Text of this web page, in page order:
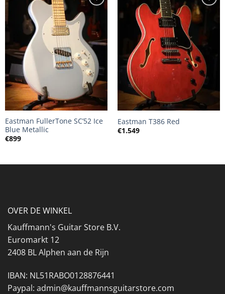
Eastman FullerTone SC’52 Ice
Blue Metallic
€899
Eastman T386 Red
€1.549
OVER DE WINKEL
Kauffmann's Guitar Store B.V.
Euromarkt 12
2408 BL Alphen aan de Rijn
IBAN: NL51RABO0128876441
Paypal: admin@kauffmannsguitarstore.com